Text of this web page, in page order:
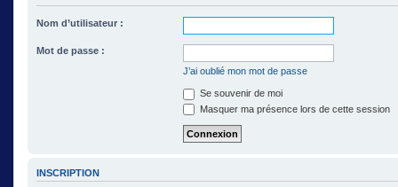
Nom d’utilisateur :
Mot de passe :
J’ai oublié mon mot de passe
Se souvenir de moi
Masquer ma présence lors de cette session
INSCRIPTION